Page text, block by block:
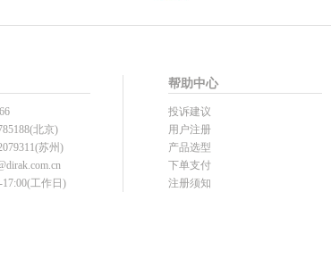
北京)
苏州)
工作日)
帮助中心
投诉建议
用户注册
产品选型
下单支付
注册须知